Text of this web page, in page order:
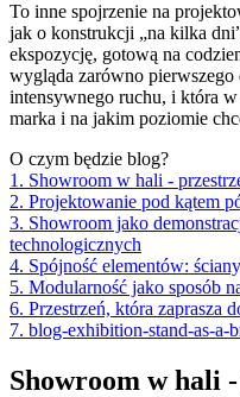
To inne spojrzenie na
jak o konstrukcji „na kilka
ekspozycję, gotową na
wygląda zarówno
intensywnego ruchu, i która
marka i na jakim poziomie
O czym będzie blog?
1. Showroom w hali -
2. Projektowanie pod kątem
3. Showroom jako
technologicznych
4. Spójność elementów:
5. Modularność jako sposób
6. Przestrzeń, która zaprasza
7. blog-exhibition-stand-as-a-
Showroom w hali